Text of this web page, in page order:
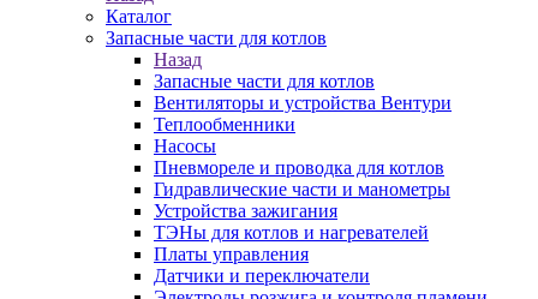
Каталог
Запасные части для котлов
Назад
Запасные части для котлов
Вентиляторы и устройства Вентури
Теплообменники
Насосы
Пневмореле и проводка для котлов
Гидравлические части и манометры
Устройства зажигания
ТЭНы для котлов и нагревателей
Платы управления
Датчики и переключатели